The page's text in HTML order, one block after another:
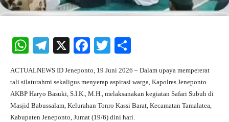
W
ts
A
pp
Te
gr
a
m
X
Fa
bo
ok
T
tte
r
re
ACTUALNEWS ID Jeneponto, 19 Juni 2026 – Dalam upaya mempererat
tali silaturahmi sekaligus menyerap aspirasi warga, Kapolres Jeneponto
AKBP Haryo Basuki, S.I.K., M.H., melaksanakan kegiatan Safari Subuh di
Masjid Babussalam, Kelurahan Tonro Kassi Barat, Kecamatan Tamalatea,
Kabupaten Jeneponto, Jumat (19/6) dini hari.